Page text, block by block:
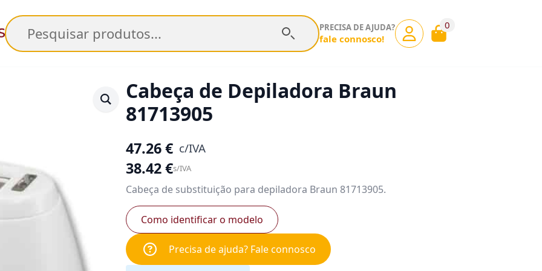
Pesquisar PRECISA DE AJUDA?
fale connosco!
0
Cabeça de Depiladora Braun
81713905
47.26€ c/IVA
38.42€s/IVA
Cabeça de substituição para depiladora Braun 81713905.
Como identificar o modelo
Precisa de ajuda? Fale connosco